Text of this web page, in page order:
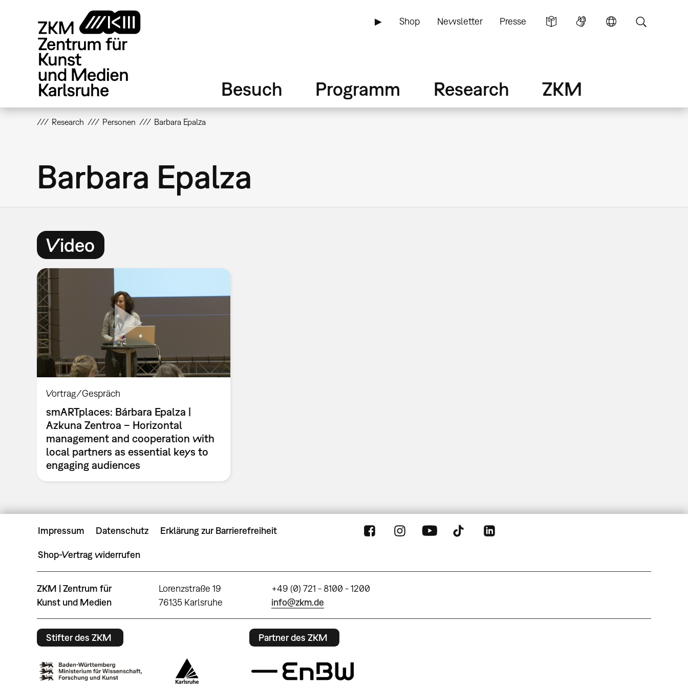
▶ Shop Newsletter Presse
Besuch Programm Research ZKM
Research Personen Barbara Epalza
Barbara Epalza
Video
Vortrag/Gespräch
smARTplaces: Bárbara Epalza |
Azkuna Zentroa – Horizontal
management and cooperation with
local partners as essential keys to
engaging audiences
Impressum Datenschutz Erklärung zur Barrierefreiheit
Shop-Vertrag widerrufen
ZKM | Zentrum für
Kunst und Medien
Lorenzstraße 19
76135 Karlsruhe
+49 (0) 721 - 8100 - 1200
info@zkm.de
Stifter des ZKM Partner des ZKM